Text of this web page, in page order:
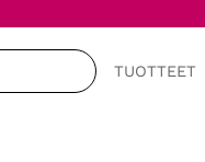
TUOTTEET